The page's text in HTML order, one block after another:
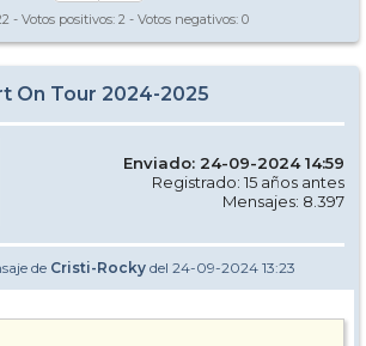
- Votos positivos: 2 - Votos negativos: 0
On Tour 2024-2025
Enviado: 24-09-2024 14:59
Registrado: 15 años antes
Mensajes: 8.397
de Cristi-Rocky del 24-09-2024 13:23